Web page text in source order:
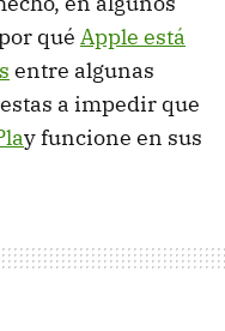
qué Apple está
entre algunas
a impedir que
y funcione en sus